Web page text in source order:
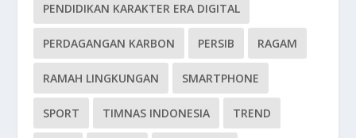
PENDIDIKAN KARAKTER ERA DIGITAL
PERDAGANGAN KARBON PERSIB RAGAM
RAMAH LINGKUNGAN SMARTPHONE
SPORT TIMNAS INDONESIA TREND